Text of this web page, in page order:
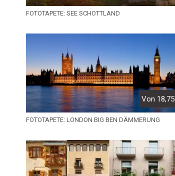
FOTOTAPETE: SEE SCHOTTLAND
Von 18,75
FOTOTAPETE: LONDON BIG BEN DÄMMERUNG